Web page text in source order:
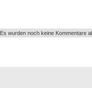
Es wurden noch keine Kommentare